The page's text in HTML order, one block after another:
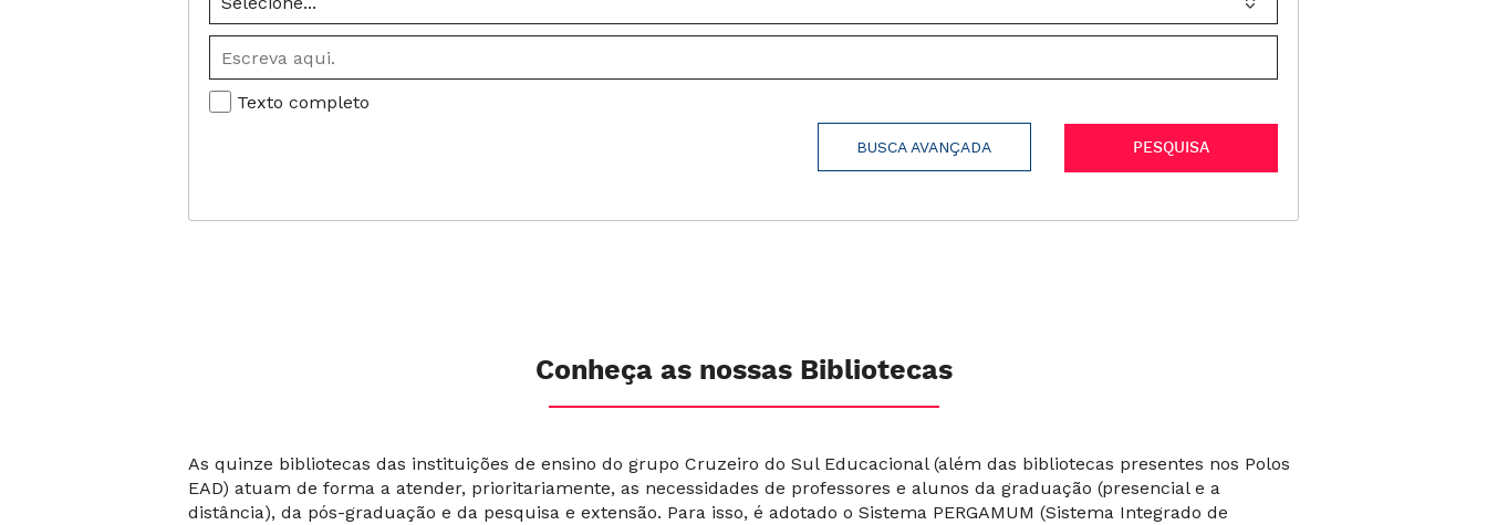
Texto completo
BUSCA AVANÇADA PESQUISA
Conheça as nossas Bibliotecas
As quinze bibliotecas das instituições de ensino do grupo Cruzeiro do Sul Educacional (além das bibliotecas presentes nos Polos
EAD) atuam de forma a atender, prioritariamente, as necessidades de professores e alunos da graduação (presencial e a
distância), da pós-graduação e da pesquisa e extensão. Para isso, é adotado o Sistema PERGAMUM (Sistema Integrado de